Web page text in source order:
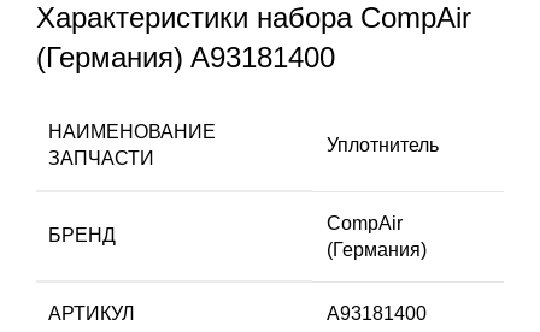
Характеристики набора CompAir
(Германия) A93181400
НАИМЕНОВАНИЕ
ЗАПЧАСТИ
Уплотнитель
БРЕНД
CompAir
(Германия)
АРТИКУЛ A93181400